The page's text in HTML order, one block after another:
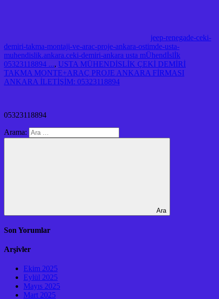
jeep-renegade-ceki-
demiri-takma-montaji-ve-arac-proje-ankara-ostimde-usta-
muhendislik.ankara.ceki-demiri-ankara usta mÜhendİslİk
05323118894 ..., USTA MÜHENDİSLİK ÇEKİ DEMİRİ
TAKMA MONTE+ARAÇ PROJE ANKARA FİRMASI
ANKARA İLETİŞİM: 05323118894
05323118894
Arama:
Ara
Son Yorumlar
Arşivler
Ekim 2025
Eylül 2025
Mayıs 2025
Mart 2025